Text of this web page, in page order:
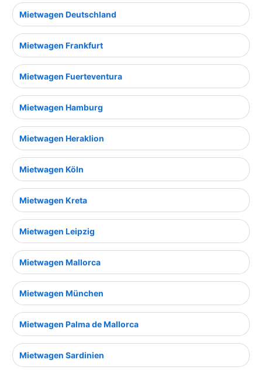
Mietwagen Deutschland
Mietwagen Frankfurt
Mietwagen Fuerteventura
Mietwagen Hamburg
Mietwagen Heraklion
Mietwagen Köln
Mietwagen Kreta
Mietwagen Leipzig
Mietwagen Mallorca
Mietwagen München
Mietwagen Palma de Mallorca
Mietwagen Sardinien